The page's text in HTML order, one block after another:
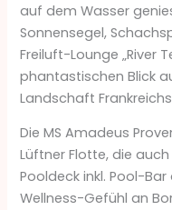
auf dem Wasser
Sonnensegel,
Freiluft-Lounge „River
phantastischen Blick
Landschaft
Die MS Amadeus
Lüftner Flotte, die
Pooldeck inkl. Pool-
Wellness-Gefühl an